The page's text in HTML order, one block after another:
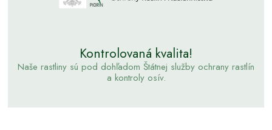
Kontrolovaná kvalita!
Naše rastliny sú pod dohľadom Štátnej služby ochrany rastlín
a kontroly osív.